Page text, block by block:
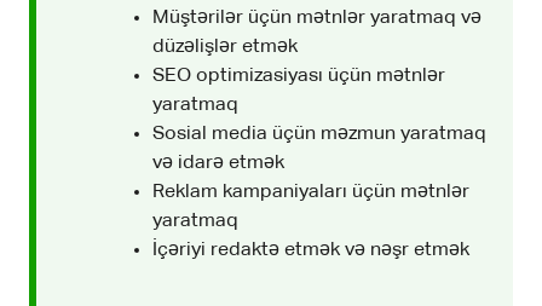
Müştərilər üçün mətnlər yaratmaq və
düzəlişlər etmək
SEO optimizasiyası üçün mətnlər
yaratmaq
Sosial media üçün məzmun yaratmaq
və idarə etmək
Reklam kampaniyaları üçün mətnlər
yaratmaq
İçəriyi redaktə etmək və nəşr etmək